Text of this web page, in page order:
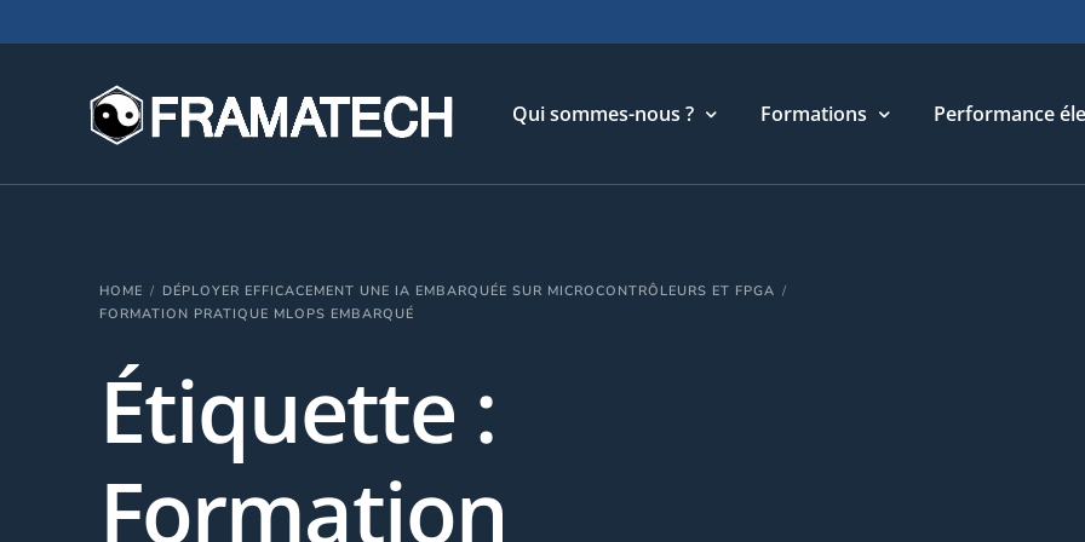
Qui sommes-nous ?
Notre métier
Formations
Cycle Relations Interculturelles
Performance
HOME
DÉPLOYER EFFICACEMENT UNE IA EMBARQUÉE SUR MICROCONTRÔLEURS ET FPGA
FORMATION PRATIQUE MLOPS EMBARQUÉ
Étiquette :
Formation